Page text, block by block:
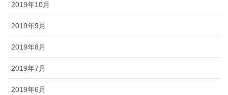
2019年10月
2019年9月
2019年8月
2019年7月
2019年6月